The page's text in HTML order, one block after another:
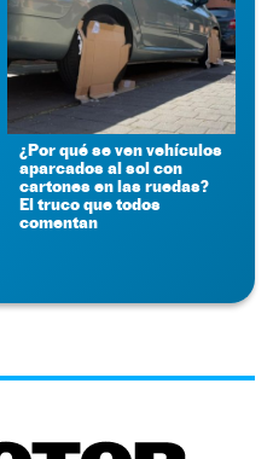
¿Por qué se ven vehículos
aparcados al sol con
cartones en las ruedas?
El truco que todos
comentan